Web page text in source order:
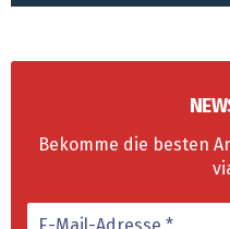
Bekomme die besten